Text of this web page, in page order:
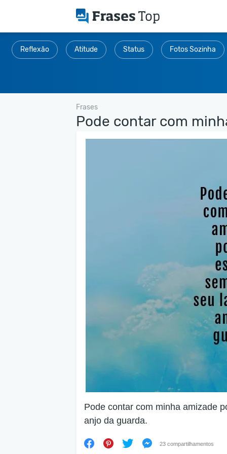
Reflexão Atitude Status Fotos Sozinha
Frases
Pode contar com
Pode contar com minha amizade
anjo da guarda.
23 compartilhamentos